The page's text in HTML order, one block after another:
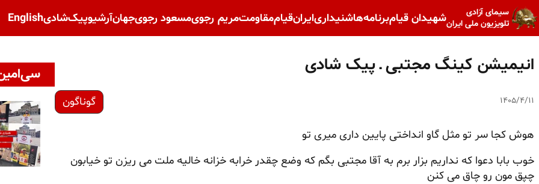
سیمای آزادی
تلویزیون ملی ایرانشهیدان قیامبرنامه‌هاشنیداریایرانقیاممقاومتمریم رجویمسعود رجویجهانآرشیوپیک‌شادیEnglish
انیمیشن کینگ مجتبی ـ پیک شادی
۱۴۰۵/۴/۱۱ گوناگون
هوش کجا سر تو مثل گاو انداختی پایین داری میری تو
خوب بابا دعوا که نداریم بزار برم به آقا مجتبی بگم که وضع چقدر خرابه خزانه خالیه ملت می ریزن تو خیابون
چپق مون رو چاق می کنن